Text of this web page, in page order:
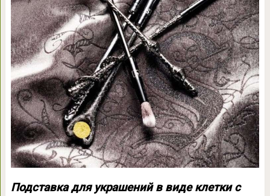
Подставка для украшений в виде клетки с